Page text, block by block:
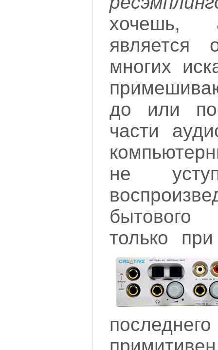
хочешь,
является
многих
до или
части
не
бытового
только